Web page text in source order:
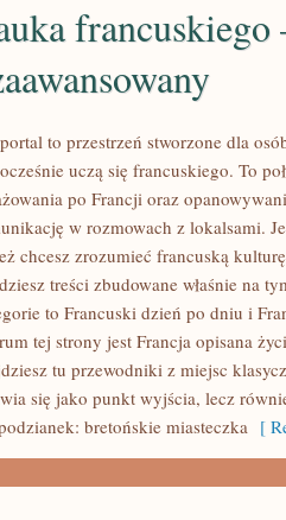
to przestrzeń stworzone dla
uczą się francuskiego. To
po Francji oraz
w rozmowach z lokalsami.
chcesz zrozumieć francuską
treści zbudowane właśnie na
to Francuski dzień po dniu i
tej strony jest Francja opisana
tu przewodniki z miejsc
się jako punkt wyjścia, lecz
bretońskie miasteczka [